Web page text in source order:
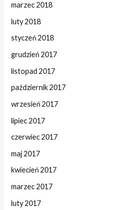
marzec 2018
luty 2018
styczeń 2018
grudzień 2017
listopad 2017
październik 2017
wrzesień 2017
lipiec 2017
czerwiec 2017
maj 2017
kwiecień 2017
marzec 2017
luty 2017